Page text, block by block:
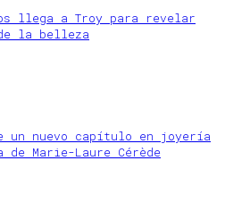
llega a Troy para revelar
la belleza
un nuevo capítulo en joyería
Marie-Laure Cérède